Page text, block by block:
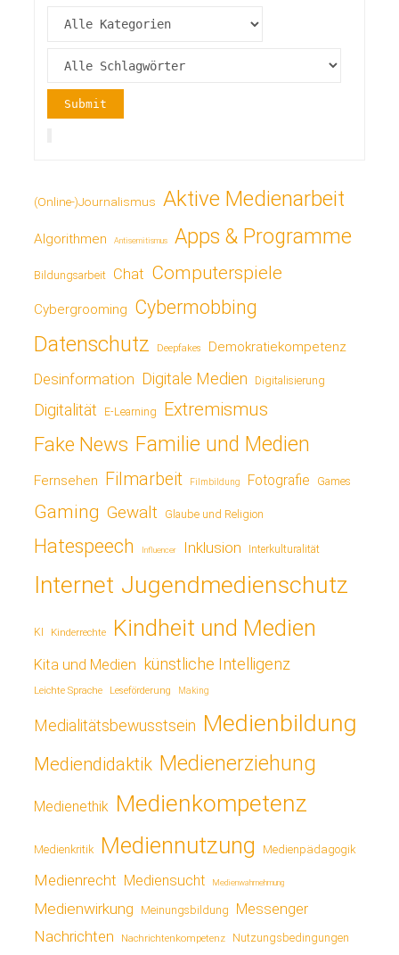
(Online-)Journalismus Aktive Medienarbeit
Algorithmen Antisemitismus Apps & Programme
Bildungsarbeit Chat Computerspiele
Cybergrooming Cybermobbing
Datenschutz Deepfakes Demokratiekompetenz
Desinformation Digitale Medien Digitalisierung
Digitalität E-Learning Extremismus
Fake News Familie und Medien
Fernsehen Filmarbeit Filmbildung Fotografie Games
Gaming Gewalt Glaube und Religion
Hatespeech Influencer Inklusion Interkulturalität
Internet Jugendmedienschutz
KI Kinderrechte Kindheit und Medien
Kita und Medien künstliche Intelligenz
Leichte Sprache Leseförderung Making
Medialitätsbewusstsein Medienbildung
Mediendidaktik Medienerziehung
Medienethik Medienkompetenz
Medienkritik Mediennutzung Medienpädagogik
Medienrecht Mediensucht Medienwahrnehmung
Medienwirkung Meinungsbildung Messenger
Nachrichten Nachrichtenkompetenz Nutzungsbedingungen